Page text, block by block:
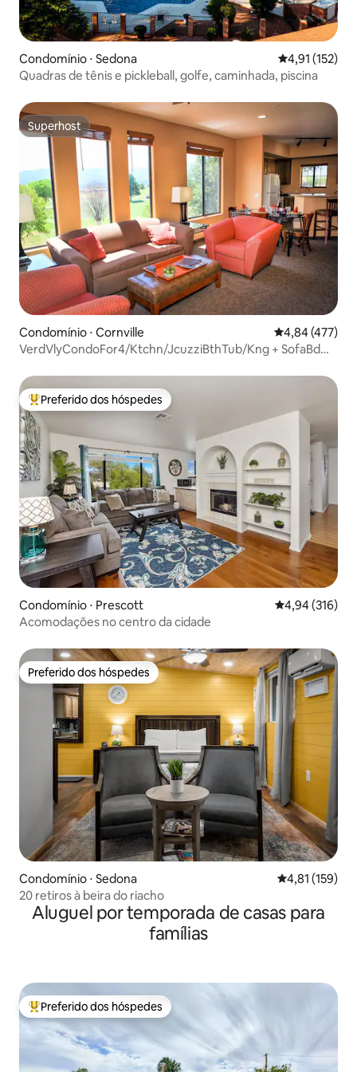
Condomínio ⋅ Sedona 4,91 de uma
4,91 (152)
Quadras de tênis e pickleball, golfe, caminhada, piscina
Superhost
Superhost
Condomínio ⋅ Cornville 4,84 de uma
4,84 (477)
VerdVlyCondoFor4/Ktchn/JcuzziBthTub/Kng + SofaBd
Entre os melhores preferidos dos hóspedes
Preferido dos hóspedes
Condomínio ⋅ Prescott 4,94 de uma
4,94 (316)
Acomodações no centro da cidade
Preferido dos hóspedes
Preferido dos hóspedes
Condomínio ⋅ Sedona 4,81 de uma
4,81 (159)
20 retiros à beira do riacho
Aluguel por temporada de casas para
famílias
Entre os melhores preferidos dos hóspedes
Preferido dos hóspedes